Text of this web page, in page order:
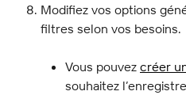
Modifiez vos options
filtres selon vos besoins.
Vous pouvez créer
souhaitez